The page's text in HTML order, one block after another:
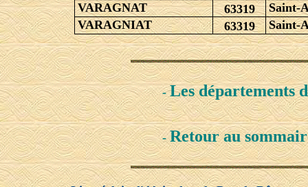
VARAGNAT
63319
Saint-
VARAGNIAT
63319 Saint-
-Les
-Retour au